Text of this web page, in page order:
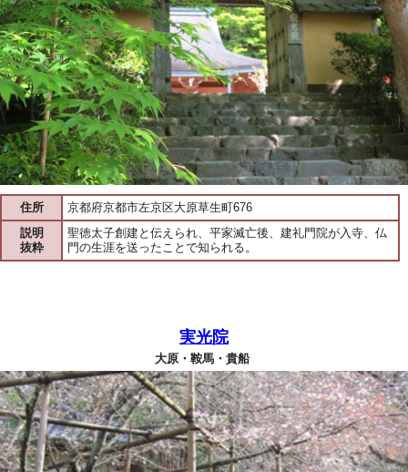
住所
京都府京都市左京区大原草生町676
説明
抜粋
聖徳太子創建と伝えられ、平家滅亡後、建礼門院が入寺、仏
門の生涯を送ったことで知られる。
実光院
大原・鞍馬・貴船